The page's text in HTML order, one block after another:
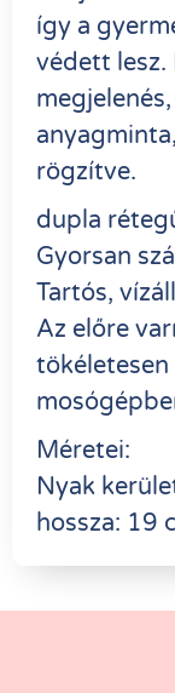
így a
védett lesz.
rögzítve.
dupla
Gyorsan
Tartós,
Az előre
tökéletesen
Méretei:
Nyak
hossza: 19